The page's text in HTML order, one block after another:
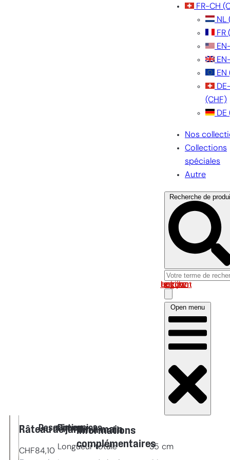
FR-CH
NL
FR
EN
(CHF)
DE
Nos
Collections
spéciales
Autre
Recherche de
Log in om uw account te bekijken
Open menu
Râteau de jardin à main
CHF84,10
Description
Dimensions
Longueur totale 35 cm
Informations
complémentaires